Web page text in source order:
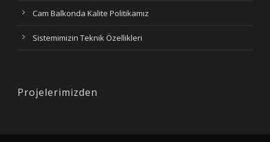
Cam Balkonda Kalite Politikamız
Sistemimizin Teknik Özellikleri
Projelerimizden